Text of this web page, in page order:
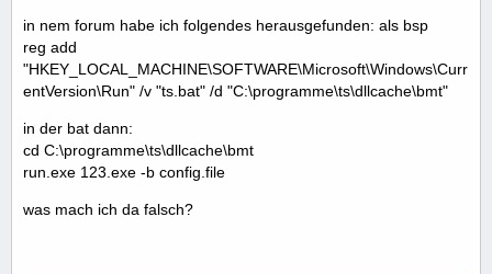
in nem forum habe ich folgendes herausgefunden: als bsp
reg add
"HKEY_LOCAL_MACHINE\SOFTWARE\Microsoft\Windows\Curr
entVersion\Run" /v "ts.bat" /d "C:\programme\ts\dllcache\bmt"
in der bat dann:
cd C:\programme\ts\dllcache\bmt
run.exe 123.exe -b config.file
was mach ich da falsch?